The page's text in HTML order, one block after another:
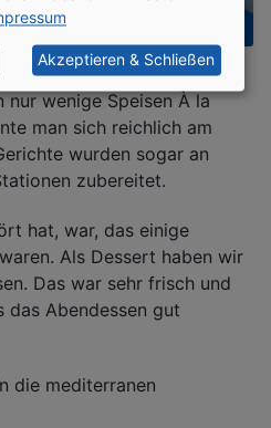
MitgliedoderLogin
nur wenige Speisen À la
man sich reichlich am
wurden sogar an
zubereitet.
hat, war, das einige
Als Dessert haben wir
Das war sehr frisch und
das Abendessen gut
die mediterranen
Akzeptieren & Schließen